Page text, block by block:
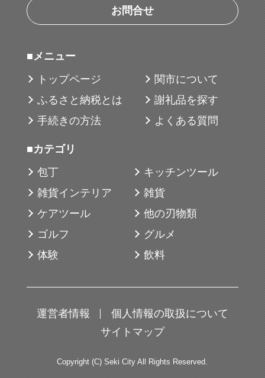
お問合せ
■メニュー
トップページ
関市について
ふるさと納税とは
謝礼品を探す
手続きの方法
よくある質問
■カテゴリ
包丁
キッチンツール
雑貨インテリア
雑貨
ケアツール
他の刃物類
ゴルフ
グルメ
体験
飲料
運営者情報
個人情報の取扱について
サイトマップ
Copyright (C) Seki City All Rights Reserved.